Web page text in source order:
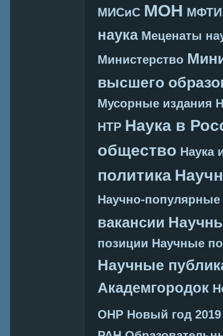
МИСиС МОН МФТИ
наука Меценаты
Министерство
высшего
Мусорные издания
НТР Наука в
общество Наука
политика
Научно-
вакансии
позиции Научные
Научные
Академгородок
ОНР Новый год 2019